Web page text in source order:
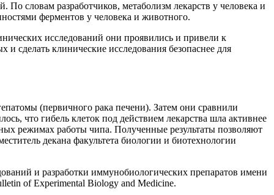
словам разработчиков, метаболизм лекарств у человека и
ферментов у человека и животного.
исследований они проявились и привели к
сделать клинические исследования безопаснее для
(первичного рака печени). Затем они сравнили
что гибель клеток под действием лекарства шла активнее
режимах работы чипа. Полученные результаты позволяют
декана факультета биологии и биотехнологии
и разработки иммунобиологических препаратов имени
of Experimental Biology and Medicine.